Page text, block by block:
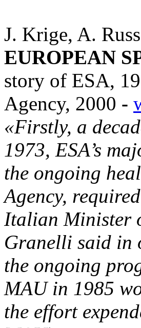
J. Krige, A.
EUROPEAN
story of ESA,
Agency, 2000 -
«Firstly, a
1973, ESA’s
the ongoing
Agency,
Italian Minister
Granelli said in
the ongoing
MAU in 1985
the effort